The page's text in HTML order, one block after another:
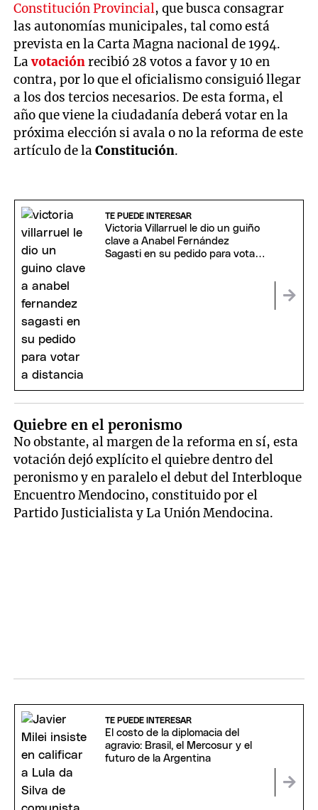
Constitución Provincial, que busca consagrar
las autonomías municipales, tal como está
prevista en la Carta Magna nacional de 1994.
Lavotaciónrecibió 28 votos a favor y 10 en
contra, por lo que el oficialismo consiguió llegar
a los dos tercios necesarios. De esta forma, el
año que viene la ciudadanía deberá votar en la
próxima elección si avala o no la reforma de este
artículo de laConstitución.
TE PUEDE INTERESAR
Victoria Villarruel le dio un guiño
clave a Anabel Fernández
Sagasti en su pedido para votar
Quiebre en el peronismo
No obstante, al margen de la reforma en sí, esta
votación dejó explícito el quiebre dentro del
peronismo y en paralelo el debut del Interbloque
Encuentro Mendocino, constituido por el
Partido Justicialista y La Unión Mendocina.
TE PUEDE INTERESAR
El costo de la diplomacia del
agravio: Brasil, el Mercosur y el
futuro de la Argentina